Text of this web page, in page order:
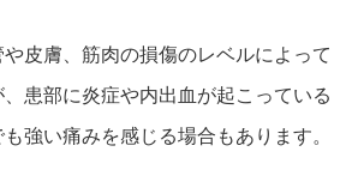
皮膚、筋肉の損傷のレベルによって
患部に炎症や内出血が起こっている
強い痛みを感じる場合もあります。